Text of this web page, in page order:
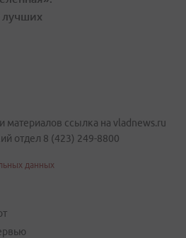
материалов ссылка на vladnews.ru
отдел 8 (423) 249-8800
данных